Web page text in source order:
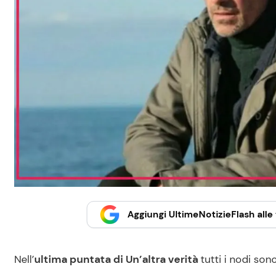
Aggiungi UltimeNotizieFlash
Nell’ultima puntata di Un’altra veritàtutti i nodi